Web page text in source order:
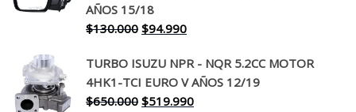
AÑOS 15/18
$130.000 El
original
era:
$130.000.
$94.990El
actual
es:
$94.990.
TURBO ISUZU NPR - NQR 5.2CC MOTOR
4HK1-TCI EURO V AÑOS 12/19
$650.000 El
$519.990El